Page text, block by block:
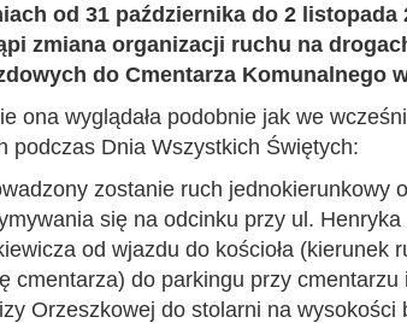
od 31 października do 2 listopada
zmiana organizacji ruchu na
do Cmentarza Komunalnego
ona wyglądała podobnie jak we
podczas Dnia Wszystkich Świętych:
zostanie ruch jednokierunkowy
się na odcinku przy ul. Henryka
od wjazdu do kościoła (kierunek
cmentarza) do parkingu przy cmentarzu
Orzeszkowej do stolarni na wysokości